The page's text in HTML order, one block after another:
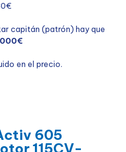
capitán (patrón) hay que
en el precio.
605
115CV-